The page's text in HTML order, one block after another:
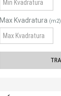
Max Kvadratura (m2)